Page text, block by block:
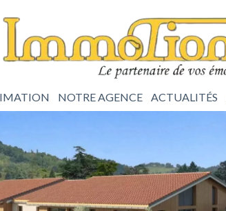
NOTRE AGENCE ACTUALITÉS